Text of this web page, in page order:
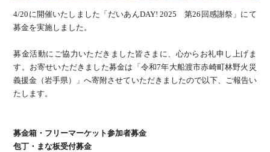
4/20に開催いたしました「だいあんDAY! 2025 第26回感謝祭」にて
募金を実施しました。
募金活動にご協力いただきました皆さまに、心からお礼申し上げま
す。お寄せいただきました募金は「令和7年大船渡市赤崎町林野火災
義援金（岩手県）」へ寄附させていただきましたので以下、ご報告い
たします。
募金箱・フリーマーケット参加者募金
包丁・まな板受付募金